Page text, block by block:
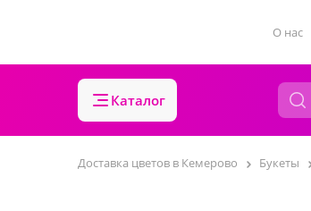
О нас
Каталог
Доставка цветов в Кемерово Букеты